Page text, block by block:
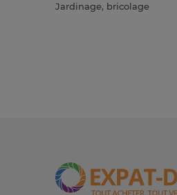
Jardinage, bricolage